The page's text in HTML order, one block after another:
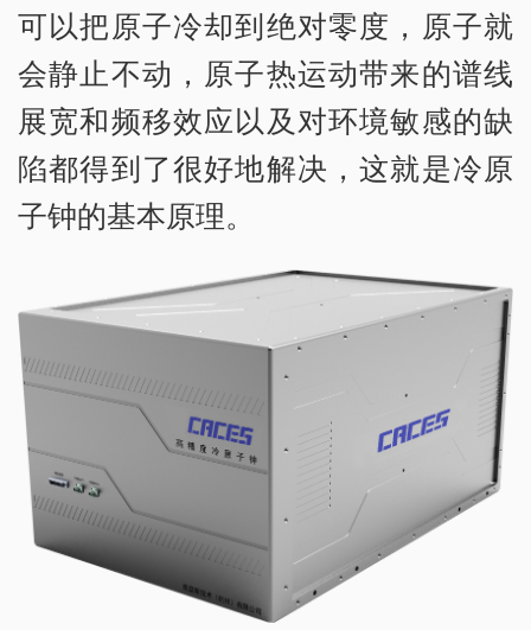
可以把原子冷却到绝对零度，原子就
会静止不动，原子热运动带来的谱线
展宽和频移效应以及对环境敏感的缺
陷都得到了很好地解决，这就是冷原
子钟的基本原理。